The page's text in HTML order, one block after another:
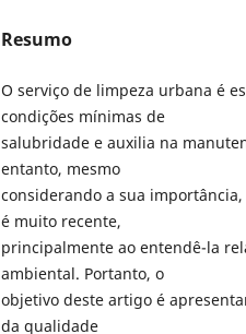
Resumo
O serviço de limpeza urbana é
condições mínimas de
salubridade e auxilia na
entanto, mesmo
considerando a sua
é muito recente,
principalmente ao entendê-la
ambiental. Portanto, o
objetivo deste artigo é
da qualidade